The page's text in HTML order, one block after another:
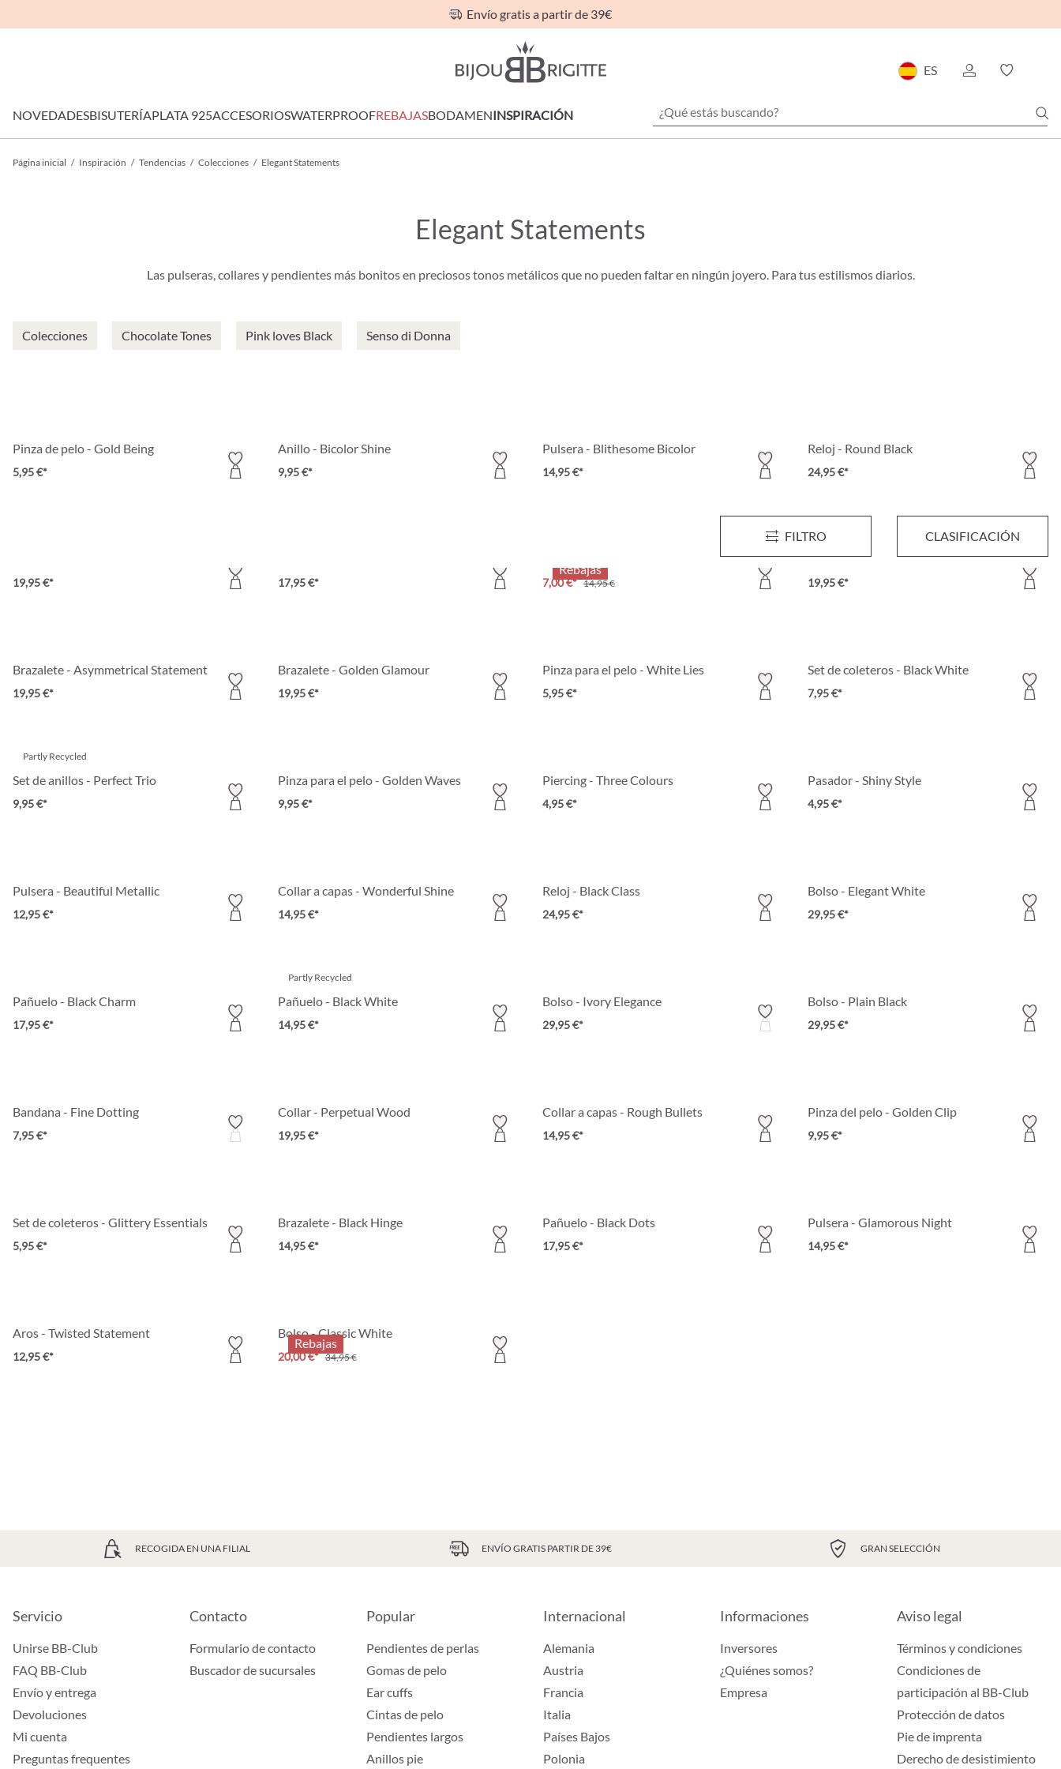
Envío gratis a partir de 39€
ES
NOVEDADESBISUTERÍAPLATA 925ACCESORIOSWATERPROOFREBAJASBODAMENINSPIRACIÓN
Página inicial / Inspiración / Tendencias / Colecciones / Elegant Statements
Elegant Statements
Las pulseras, collares y pendientes más bonitos en preciosos tonos metálicos que no pueden faltar en ningún joyero. Para tus estilismos diarios.
Colecciones Chocolate Tones Pink loves Black Senso di Donna
FILTRO CLASIFICACIÓN
Pinza de pelo - Gold Being
5,95 €*
Anillo - Bicolor Shine
9,95 €*
Pulsera - Blithesome Bicolor
14,95 €*
Reloj - Round Black
24,95 €*
19,95 €* 17,95 €*
Rebajas
7,00 €* 14,95 €
Collar - Smooth Silver
19,95 €*
Brazalete - Asymmetrical Statement
19,95 €*
Brazalete - Golden Glamour
19,95 €*
Pinza para el pelo - White Lies
5,95 €*
Set de coleteros - Black White
7,95 €*
Partly Recycled
Set de anillos - Perfect Trio
9,95 €*
Pinza para el pelo - Golden Waves
9,95 €*
Piercing - Three Colours
4,95 €*
Pasador - Shiny Style
4,95 €*
Pulsera - Beautiful Metallic
12,95 €*
Collar a capas - Wonderful Shine
14,95 €*
Reloj - Black Class
24,95 €*
Bolso - Elegant White
29,95 €*
Pañuelo - Black Charm
17,95 €*
Partly Recycled
Pañuelo - Black White
14,95 €*
Bolso - Ivory Elegance
29,95 €*
Bolso - Plain Black
29,95 €*
Bandana - Fine Dotting
7,95 €*
Collar - Perpetual Wood
19,95 €*
Collar a capas - Rough Bullets
14,95 €*
Pinza del pelo - Golden Clip
9,95 €*
Set de coleteros - Glittery Essentials
5,95 €*
Brazalete - Black Hinge
14,95 €*
Pañuelo - Black Dots
17,95 €*
Pulsera - Glamorous Night
14,95 €*
Aros - Twisted Statement
12,95 €*
Rebajas
Bolso - Classic White
20,00 €* 34,95 €
RECOGIDA EN UNA FILIAL ENVÍO GRATIS PARTIR DE 39€ GRAN SELECCIÓN
Servicio
Unirse BB-Club
FAQ BB-Club
Envío y entrega
Devoluciones
Mi cuenta
Preguntas frequentes
Contacto
Formulario de contacto
Buscador de sucursales
Popular
Pendientes de perlas
Gomas de pelo
Ear cuffs
Cintas de pelo
Pendientes largos
Anillos pie
Internacional
Alemania
Austria
Francia
Italia
Países Bajos
Polonia
Informaciones
Inversores
¿Quiénes somos?
Empresa
Aviso legal
Términos y condiciones
Condiciones de
participación al BB-Club
Protección de datos
Pie de imprenta
Derecho de desistimiento